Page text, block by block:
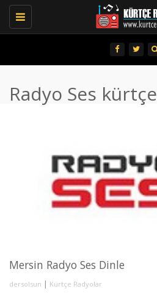
Toggle
navigation
Radyo Ses kürtçe
Mersin Radyo Ses Dinle
dersolsun | Kürtçe Radyolar